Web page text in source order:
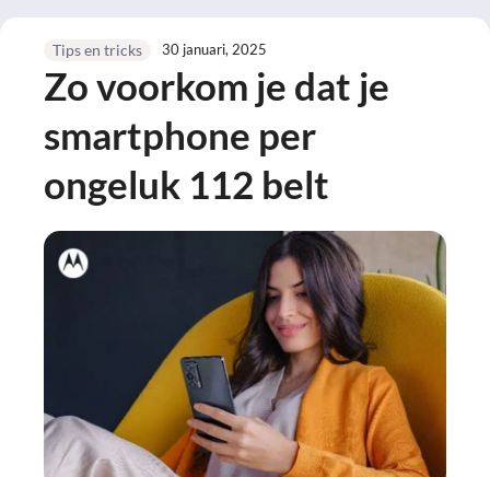
Tips en tricks 30 januari, 2025
Zo voorkom je dat je
smartphone per
ongeluk 112 belt